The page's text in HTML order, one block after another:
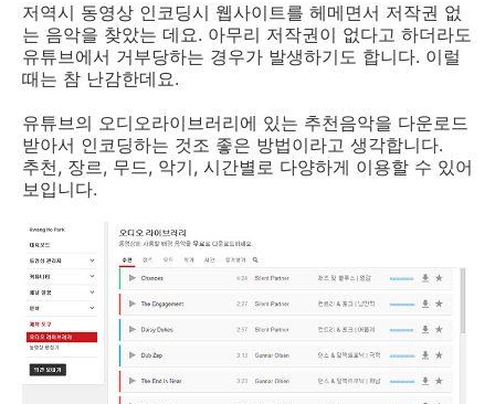
저역시 동영상 인코딩시 웹사이트를 헤메면서 저작권 없
는 음악을 찾았는 데요. 아무리 저작권이 없다고 하더라도
유튜브에서 거부당하는 경우가 발생하기도 합니다. 이럴
때는 참 난감한데요.
유튜브의 오디오라이브러리에 있는 추천음악을 다운로드
받아서 인코딩하는 것조 좋은 방법이라고 생각합니다.
추천, 장르, 무드, 악기, 시간별로 다양하게 이용할 수 있어
보입니다.